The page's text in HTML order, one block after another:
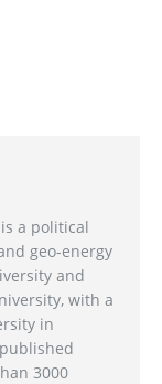
a political
geo-energy
and
with a
in
3000